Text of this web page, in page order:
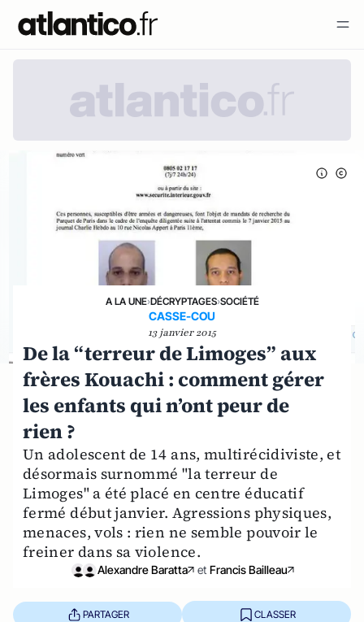
A LA UNE›DÉCRYPTAGES›SOCIÉTÉ
CASSE-COU
13 janvier 2015
De la “terreur de Limoges” aux
frères Kouachi : comment gérer
les enfants qui n’ont peur de
rien ?
Un adolescent de 14 ans, multirécidiviste, et
désormais surnommé "la terreur de
Limoges" a été placé en centre éducatif
fermé début janvier. Agressions physiques,
menaces, vols : rien ne semble pouvoir le
freiner dans sa violence.
Alexandre Baratta et Francis Bailleau
PARTAGER CLASSER